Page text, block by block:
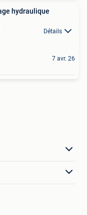
hydraulique
Détails
7 avr. 26